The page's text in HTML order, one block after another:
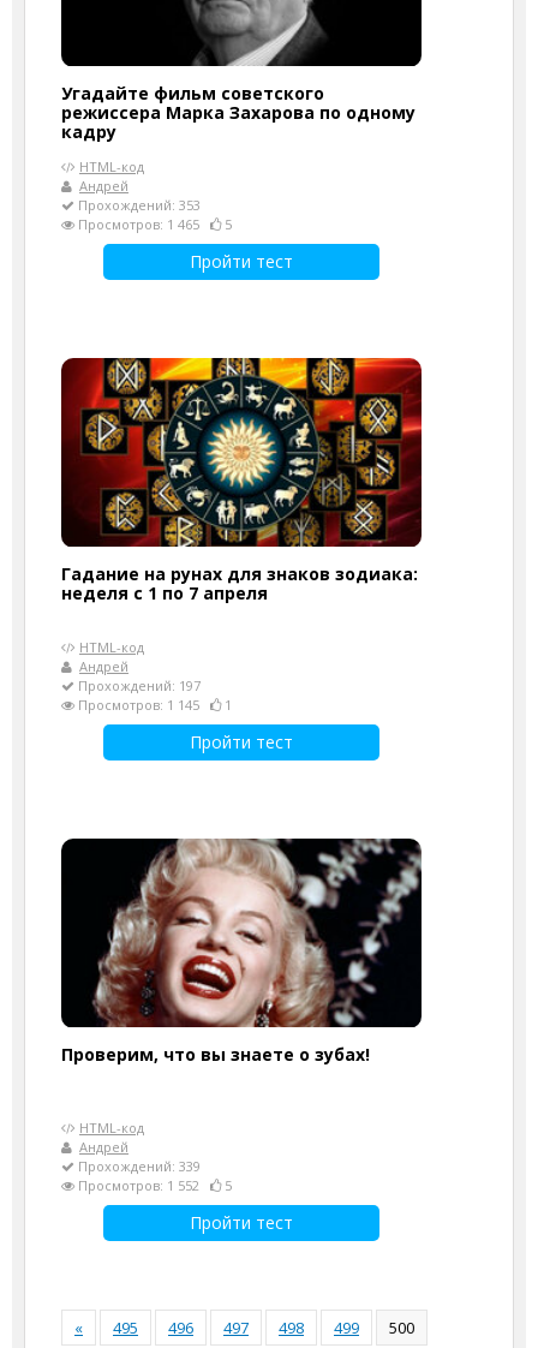
Угадайте фильм советского
режиссера Марка Захарова по одному
кадру
HTML-код
Андрей
Прохождений: 353
Просмотров: 1 465
5
Пройти тест
Гадание на рунах для знаков зодиака:
неделя с 1 по 7 апреля
HTML-код
Андрей
Прохождений: 197
Просмотров: 1 145
1
Пройти тест
Проверим, что вы знаете о зубах!
HTML-код
Андрей
Прохождений: 339
Просмотров: 1 552
5
Пройти тест
« 495 496 497 498 499
500